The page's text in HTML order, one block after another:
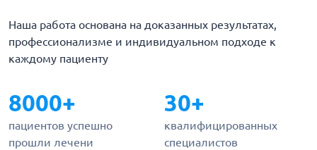
Наша работа основана на доказанных результатах,
профессионализме и индивидуальном подходе к
каждому пациенту
8000+
пациентов успешно
прошли лечени
30+
квалифицированных
специалистов